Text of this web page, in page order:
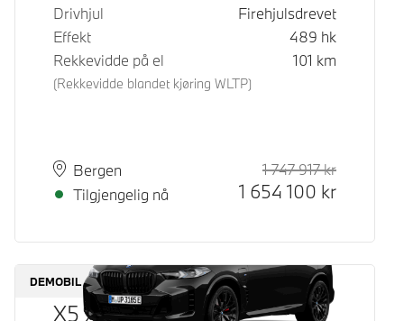
Drivhjul
Firehjulsdrevet
Effekt
489 hk
Rekkevidde på el
(Rekkevidde blandet kjøring WLTP)
101 km
PlassBergen
Leveringstid
Tilgjengelig nå
1 747 917kr
1 654 100 kr
DEMOBIL
X5 xDrive50e